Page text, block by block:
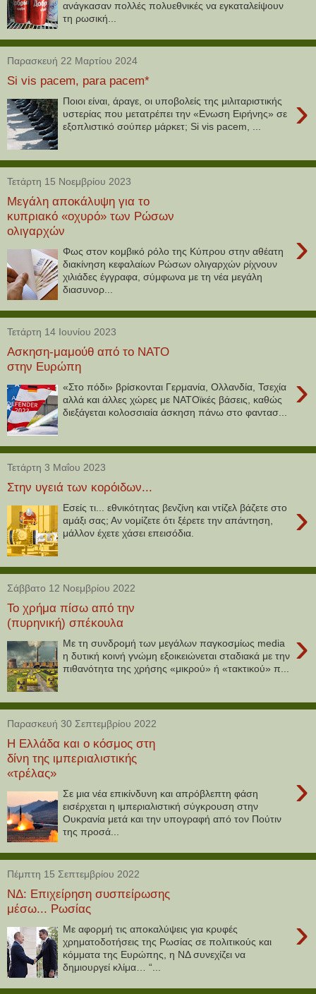
ανάγκασαν πολλές πολυεθνικές να εγκαταλείψουν
τη ρωσική...
Παρασκευή 22 Μαρτίου 2024
Si vis pacem, para pacem*
›
Ποιοι είναι, άραγε, οι υποβολείς της μιλιταριστικής
υστερίας που μετατρέπει την «Ενωση Ειρήνης» σε
εξοπλιστικό σούπερ μάρκετ; Si vis pacem, ...
Τετάρτη 15 Νοεμβρίου 2023
Μεγάλη αποκάλυψη για το
κυπριακό «οχυρό» των Ρώσων
ολιγαρχών
›
Φως στον κομβικό ρόλο της Κύπρου στην αθέατη
διακίνηση κεφαλαίων Ρώσων ολιγαρχών ρίχνουν
χιλιάδες έγγραφα, σύμφωνα με τη νέα μεγάλη
διασυνορ...
Τετάρτη 14 Ιουνίου 2023
Ασκηση-μαμούθ από το ΝΑΤΟ
στην Ευρώπη
›
«Στο πόδι» βρίσκονται Γερμανία, Ολλανδία, Τσεχία
αλλά και άλλες χώρες με ΝΑΤΟϊκές βάσεις, καθώς
διεξάγεται κολοσσιαία άσκηση πάνω στο φαντασ...
Τετάρτη 3 Μαΐου 2023
Στην υγειά των κορόιδων...
›
Εσείς τι... εθνικότητας βενζίνη και ντίζελ βάζετε στο
αμάξι σας; Αν νομίζετε ότι ξέρετε την απάντηση,
μάλλον έχετε χάσει επεισόδια.
Σάββατο 12 Νοεμβρίου 2022
Το χρήμα πίσω από την
(πυρηνική) σπέκουλα
›
Με τη συνδρομή των μεγάλων παγκοσμίως media
η δυτική κοινή γνώμη εξοικειώνεται σταδιακά με την
πιθανότητα της χρήσης «μικρού» ή «τακτικού» π...
Παρασκευή 30 Σεπτεμβρίου 2022
H Ελλάδα και ο κόσμος στη
δίνη της ιμπεριαλιστικής
«τρέλας»
›
Σε μια νέα επικίνδυνη και απρόβλεπτη φάση
εισέρχεται η ιμπεριαλιστική σύγκρουση στην
Ουκρανία μετά και την υπογραφή από τον Πούτιν
της προσά...
Πέμπτη 15 Σεπτεμβρίου 2022
ΝΔ: Επιχείρηση συσπείρωσης
μέσω... Ρωσίας
›
Με αφορμή τις αποκαλύψεις για κρυφές
χρηματοδοτήσεις της Ρωσίας σε πολιτικούς και
κόμματα της Ευρώπης, η ΝΔ συνεχίζει να
δημιουργεί κλίμα… “...